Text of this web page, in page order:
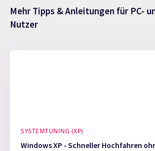
Mehr Tipps & Anleitungen für PC-
Nutzer
SYSTEMTUNING (XP)
Windows XP - Schneller Hochfahren